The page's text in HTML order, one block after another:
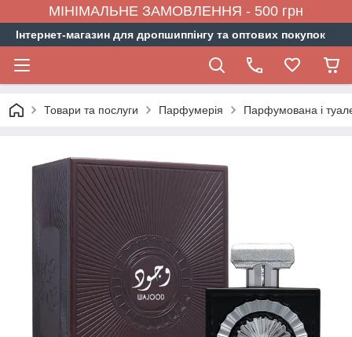
МІНІМАЛЬНЕ ЗАМОВЛЕННЯ - 500 грн
Інтернет-магазин для дропшиппінгу та оптових покупок
Товари та послуги Парфумерія Парфумована і